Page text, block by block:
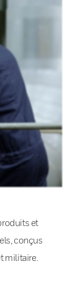
et
conçus
militaire.